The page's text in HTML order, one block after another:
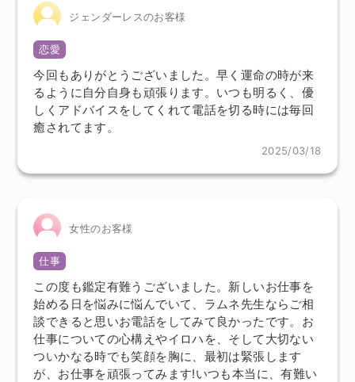
ジェンダーレスのお客様
恋愛
今回もありがとうございました。早く運命の時が来
るように自分自身も頑張ります。いつも明るく、優
しくアドバイスをしてくれて電話を切る時には毎回
癒されてます。
2025/03/18
女性のお客様
仕事
この度も鑑定有難うございました。新しいお仕事を
始める日を悩みに悩んでいて、ラムネ先生ならご相
談できると思いお電話をしてみて良かったです。お
仕事についての心構えやイロハを、そして大切ない
ついかなる時でも笑顔を胸に、最初は緊張します
が、お仕事を頑張ってみます!いつも本当に、有難い